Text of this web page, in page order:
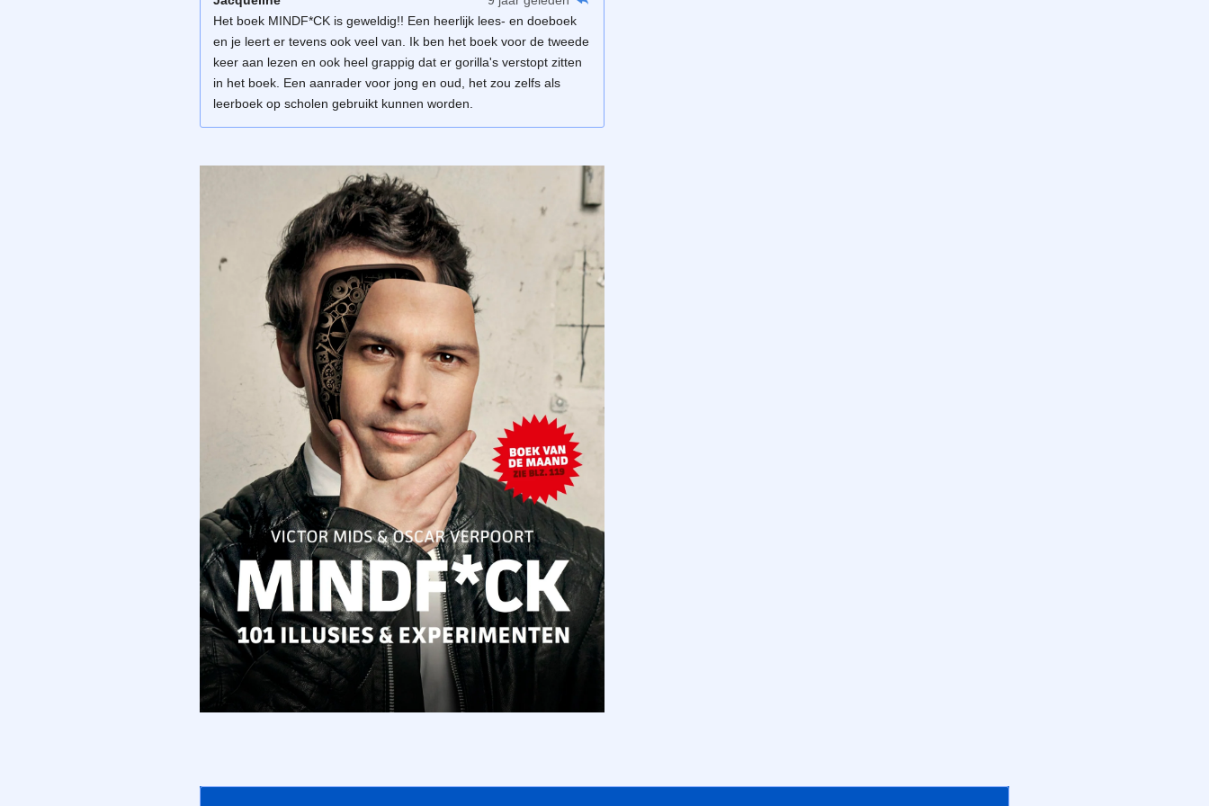
Het boek MINDF*CK is geweldig!! Een heerlijk lees- en doeboek
en je leert er tevens ook veel van. Ik ben het boek voor de tweede
keer aan lezen en ook heel grappig dat er gorilla's verstopt zitten
in het boek. Een aanrader voor jong en oud, het zou zelfs als
leerboek op scholen gebruikt kunnen worden.